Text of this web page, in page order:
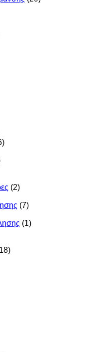
(2)
(7)
(1)